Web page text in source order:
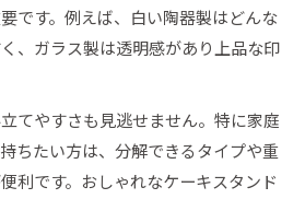
です。例えば、白い陶器製はどんな
、ガラス製は透明感があり上品な印
てやすさも見逃せません。特に家庭
ちたい方は、分解できるタイプや重
利です。おしゃれなケーキスタンド